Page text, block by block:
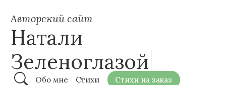
Авторский сайт
Натали
Зеленоглазой
Обо мне Стихи Стихи на заказ